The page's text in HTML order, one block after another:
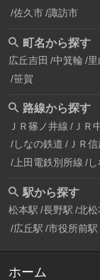
佐久市 諏訪市
町名から探す
広丘吉田 中箕輪 里
笹賀
路線から探す
ＪＲ篠ノ井線 ＪＲ
しなの鉄道 ＪＲ信
上田電鉄別所線 し
駅から探す
松本駅 長野駅 北松
広丘駅 市役所前駅
ホーム